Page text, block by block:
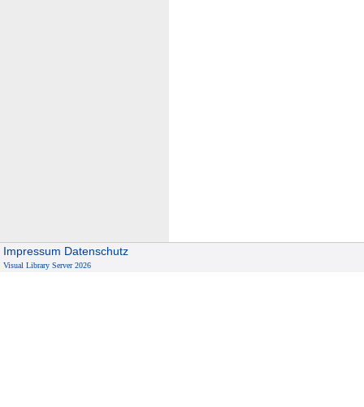
Impressum Datenschutz
Visual Library Server 2026